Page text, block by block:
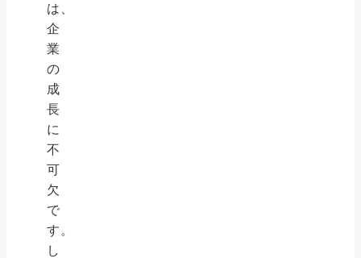
は、
企
業
の
成
長
に
不
可
欠
で
す。
し